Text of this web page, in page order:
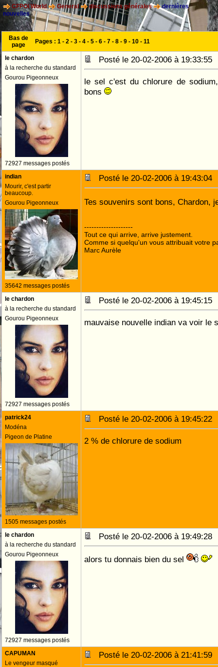
CFPOI World General discussions générales
dernières
nouvelles
Bas de
page
Pages : 1 - 2 - 3 - 4 - 5 - 6 - 7 - 8 - 9 - 10 - 11
le chardon
à la recherche du standard
Gourou Pigeonneux
72927 messages postés
Posté le 20-02-2006 à
le sel c'est du chlorure de
bons
indian
Mourir, c'est partir
beaucoup.
Gourou Pigeonneux
35642 messages postés
Posté le 20-02-2006 à
Tes souvenirs sont bons, Chardon,
--------------------
Tout ce qui arrive, arrive justement.
Comme si quelqu'un vous attribuait votre
Marc Aurèle
le chardon
à la recherche du standard
Gourou Pigeonneux
72927 messages postés
Posté le 20-02-2006 à
mauvaise nouvelle indian va voir le
patrick24
Modéna
Pigeon de Platine
1505 messages postés
Posté le 20-02-2006 à
2 % de chlorure de sodium
le chardon
à la recherche du standard
Gourou Pigeonneux
72927 messages postés
Posté le 20-02-2006 à
alors tu donnais bien du sel
CAPUMAN
Le vengeur masqué
Posté le 20-02-2006 à